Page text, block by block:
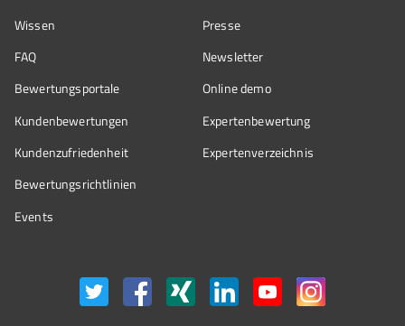
Wissen
FAQ
Bewertungsportale
Kundenbewertungen
Kundenzufriedenheit
Bewertungs­richtlinien
Events
Presse
Newsletter
Online demo
Expertenbewertung
Expertenverzeichnis